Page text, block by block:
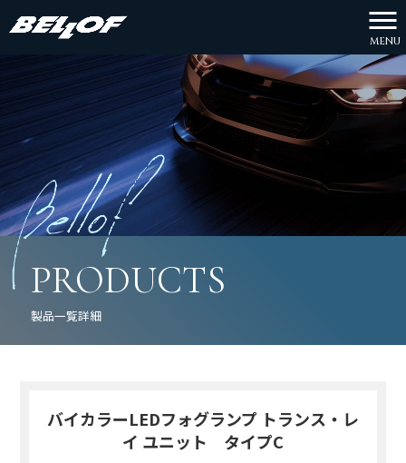
MENU
PRODUCTS
製品一覧詳細
バイカラーLEDフォグランプ トランス・レ
イ ユニット タイプC